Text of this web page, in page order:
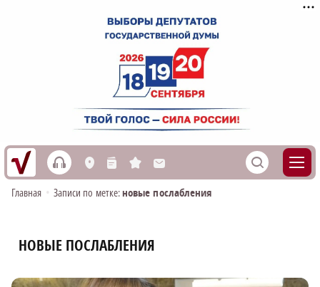
h L n s M S
Главная • Записи по метке:новые послабления
НОВЫЕ ПОСЛАБЛЕНИЯ